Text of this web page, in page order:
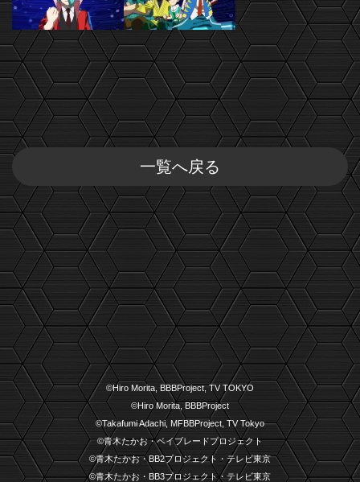
一覧へ戻る
©Hiro Morita, BBBProject, TV TOKYO
©Hiro Morita, BBBProject
©Takafumi Adachi, MFBBProject, TV Tokyo
©青木たかお・ベイブレードプロジェクト
©青木たかお・BB2プロジェクト・テレビ東京
©青木たかお・BB3プロジェクト・テレビ東京